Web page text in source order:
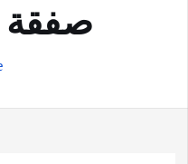
صفقة